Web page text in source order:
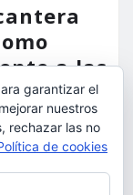
a las
garantizar el
nuestros
rechazar las no
de cookies